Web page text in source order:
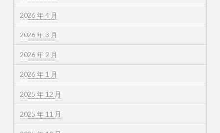
2026 年 4 月
2026 年 3 月
2026 年 2 月
2026 年 1 月
2025 年 12 月
2025 年 11 月